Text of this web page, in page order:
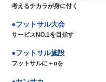
考えるチカラが身に付く
フットサル大会
サービスNO.1を目指す
フットサル施設
フットサルに＋αを